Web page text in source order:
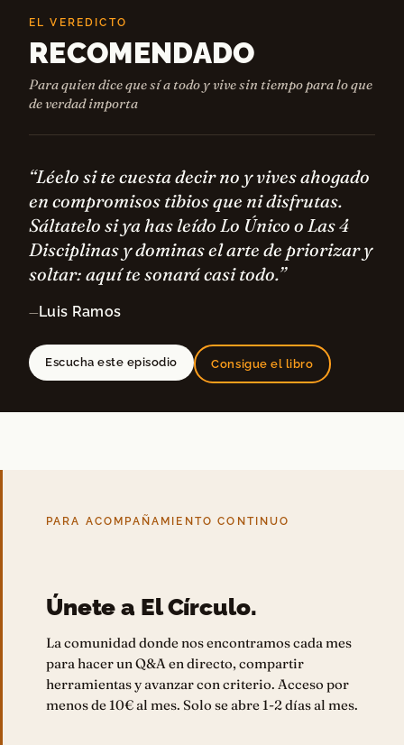
EL VEREDICTO
RECOMENDADO
Para quien dice que sí a todo y vive sin tiempo para lo que
de verdad importa
“Léelo si te cuesta decir no y vives ahogado
en compromisos tibios que ni disfrutas.
Sáltatelo si ya has leído Lo Único o Las 4
Disciplinas y dominas el arte de priorizar y
soltar: aquí te sonará casi todo.”
— Luis Ramos
Escucha este episodio Consigue el libro
PARA ACOMPAÑAMIENTO CONTINUO
Únete a El Círculo.
La comunidad donde nos encontramos cada mes
para hacer un Q&A en directo, compartir
herramientas y avanzar con criterio. Acceso por
menos de 10€ al mes. Solo se abre 1-2 días al mes.